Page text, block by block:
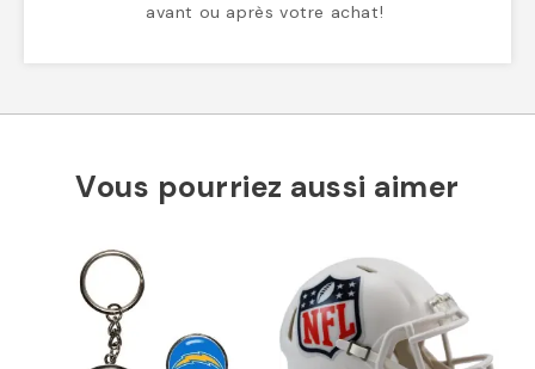
avant ou après votre achat!
Vous pourriez aussi aimer